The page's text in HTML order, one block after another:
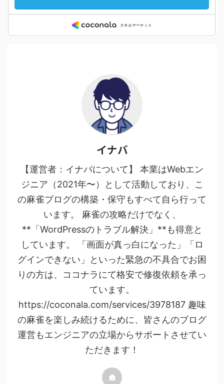
イナバ
【運営者：イナバについて】 本業はWebエン
ジニア（2021年〜）として活動しており、こ
の麻雀ブログの構築・保守もすべて自ら行って
います。 麻雀の攻略だけでなく、
**「WordPressのトラブル解決」**も得意と
しています。 「画面が真っ白になった」「ロ
グインできない」といった緊急の不具合でお困
りの方は、ココナラにて格安で修復依頼を承っ
ています。
https://coconala.com/services/3978187 趣味
の麻雀を楽しみ続けるために、皆さんのブログ
運営もエンジニアの立場からサポートさせてい
ただきます！